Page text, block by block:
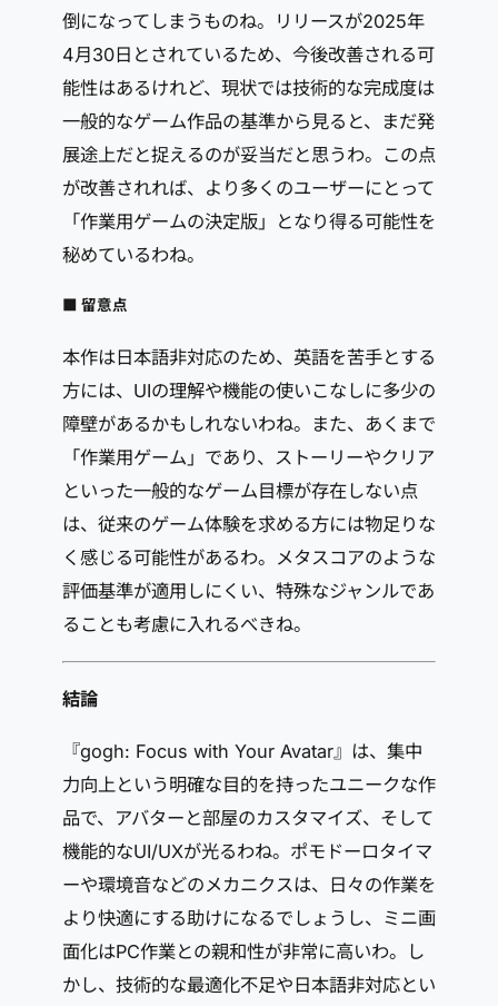
倒になってしまうものね。リリースが2025年
4月30日とされているため、今後改善される可
能性はあるけれど、現状では技術的な完成度は
一般的なゲーム作品の基準から見ると、まだ発
展途上だと捉えるのが妥当だと思うわ。この点
が改善されれば、より多くのユーザーにとって
「作業用ゲームの決定版」となり得る可能性を
秘めているわね。
■ 留意点
本作は日本語非対応のため、英語を苦手とする
方には、UIの理解や機能の使いこなしに多少の
障壁があるかもしれないわね。また、あくまで
「作業用ゲーム」であり、ストーリーやクリア
といった一般的なゲーム目標が存在しない点
は、従来のゲーム体験を求める方には物足りな
く感じる可能性があるわ。メタスコアのような
評価基準が適用しにくい、特殊なジャンルであ
ることも考慮に入れるべきね。
結論
『gogh: Focus with Your Avatar』は、集中
力向上という明確な目的を持ったユニークな作
品で、アバターと部屋のカスタマイズ、そして
機能的なUI/UXが光るわね。ポモドーロタイマ
ーや環境音などのメカニクスは、日々の作業を
より快適にする助けになるでしょうし、ミニ画
面化はPC作業との親和性が非常に高いわ。し
かし、技術的な最適化不足や日本語非対応とい